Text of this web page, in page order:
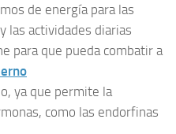
de energía para las
las actividades diarias
para que pueda combatir a
ya que permite la
como las endorfinas